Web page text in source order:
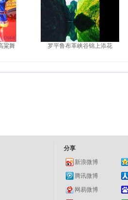
粱舞
罗平鲁布革峡谷锦上添花
分享
新浪微博
腾讯微博
网易微博